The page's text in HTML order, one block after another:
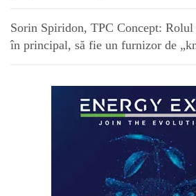
Sorin Spiridon, TPC Concept: Rolul
în principal, să fie un furnizor de